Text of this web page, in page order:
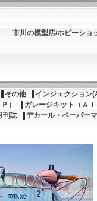
市川の模型店/ホビーショ
その他 インジェクション
） ガレージキット（Ａ
刊誌 デカール・ペーパー